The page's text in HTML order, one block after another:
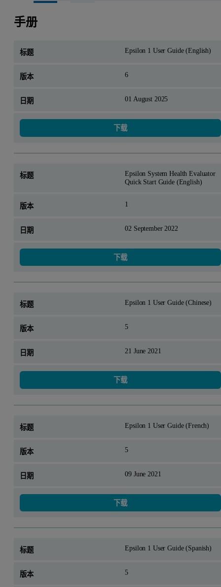
手册
Epsilon 1 User Guide (English)
6
01 August 2025
下载
Epsilon System Health Evaluator
Quick Start Guide (English)
1
02 September 2022
下载
Epsilon 1 User Guide (Chinese)
5
21 June 2021
下载
Epsilon 1 User Guide (French)
5
09 June 2021
下载
Epsilon 1 User Guide (Spanish)
5